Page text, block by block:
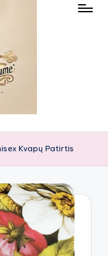
Kvapų Patirtis